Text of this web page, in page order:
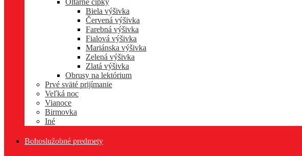
Oltárne čipky
Biela výšivka
Červená výšivka
Farebná výšivka
Fialová výšivka
Mariánska výšivka
Zelená výšivka
Zlatá výšivka
Obrusy na lektórium
Prvé sväté prijímanie
Veľká noc
Vianoce
Birmovka
Iné
Bohoslužobné predmety